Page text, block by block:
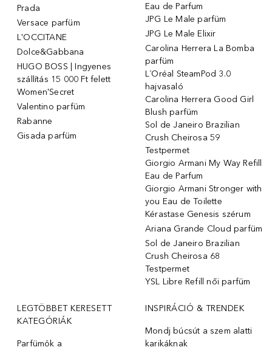
Prada
Versace parfüm
L'OCCITANE
Dolce&Gabbana
HUGO BOSS | Ingyenes
szállítás 15 000 Ft felett
Women'Secret
Valentino parfüm
Rabanne
Gisada parfüm
Eau de Parfum
JPG Le Male parfüm
JPG Le Male Elixir
Carolina Herrera La Bomba
parfüm
L´Oréal SteamPod 3.0
hajvasaló
Carolina Herrera Good Girl
Blush parfüm
Sol de Janeiro Brazilian
Crush Cheirosa 59
Testpermet
Giorgio Armani My Way Refill
Eau de Parfum
Giorgio Armani Stronger with
you Eau de Toilette
Kérastase Genesis szérum
Ariana Grande Cloud parfüm
Sol de Janeiro Brazilian
Crush Cheirosa 68
Testpermet
YSL Libre Refill női parfüm
LEGTÖBBET KERESETT
KATEGÓRIÁK
Parfümök ️a
INSPIRÁCIÓ & TRENDEK
Mondj búcsút a szem alatti
karikáknak